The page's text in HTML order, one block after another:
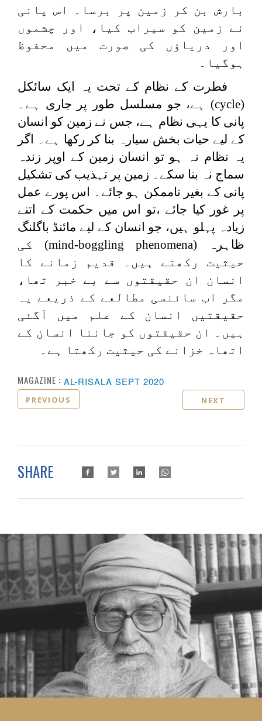
بارش بن کر زمین پر برسا۔ اس پانی
نے زمین کو سیراب کیا، اور چشموں
اور دریاؤں کی صورت میں محفوظ
ہوگیا۔
فطرت کے نظام کے تحت یہ ایک سائکل
(
cycle) ہے، جو مسلسل طور پر جاری ہے۔
پانی کا یہی نظام ہے، جس نے زمین کو انسان
کے لیے حیات بخش سیارہ بنا کر رکھا ہے۔ اگر
یہ نظام نہ ہو تو انسان زمین کے اوپر زندہ
سماج نہ بنا سکے۔ زمین پر تہذیب کی تشکیل
پانی کے بغیر ناممکن ہو جائے۔ اس پورے عمل
پر غور کیا جائے ،تو اس میں حکمت کے اتنے
زیادہ پہلو ہیں، جو انسان کے لیے مائنڈ باگلنگ
ظاہرہ (mind-boggling phenomena) کی
حیثیت رکھتے ہیں۔ قدیم زمانے کا
انسان ان حقیقتوں سے بے خبر تھا،
مگر اب سائنسی مطالعے کے ذریعے یہ
حقیقتیں انسان کے علم میں آگئی
ہیں۔ ان حقیقتوں کو جاننا انسان کے
اتھاہ خزانے کی حیثیت رکھتا ہے۔
MAGAZINE : AL-RISALA SEPT 2020
PREVIOUS NEXT
SHARE